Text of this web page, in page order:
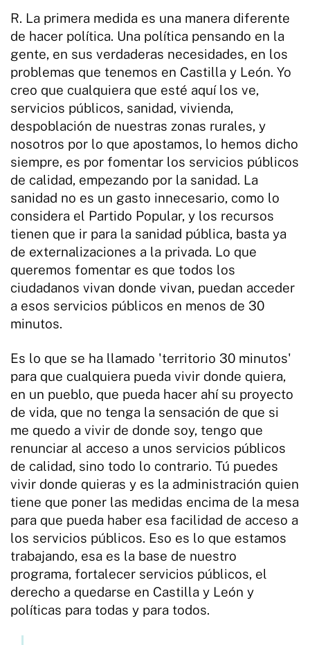
R. La primera medida es una manera diferente
de hacer política. Una política pensando en la
gente, en sus verdaderas necesidades, en los
problemas que tenemos en Castilla y León. Yo
creo que cualquiera que esté aquí los ve,
servicios públicos, sanidad, vivienda,
despoblación de nuestras zonas rurales, y
nosotros por lo que apostamos, lo hemos dicho
siempre, es por fomentar los servicios públicos
de calidad, empezando por la sanidad. La
sanidad no es un gasto innecesario, como lo
considera el Partido Popular, y los recursos
tienen que ir para la sanidad pública, basta ya
de externalizaciones a la privada. Lo que
queremos fomentar es que todos los
ciudadanos vivan donde vivan, puedan acceder
a esos servicios públicos en menos de 30
minutos.
Es lo que se ha llamado 'territorio 30 minutos'
para que cualquiera pueda vivir donde quiera,
en un pueblo, que pueda hacer ahí su proyecto
de vida, que no tenga la sensación de que si
me quedo a vivir de donde soy, tengo que
renunciar al acceso a unos servicios públicos
de calidad, sino todo lo contrario. Tú puedes
vivir donde quieras y es la administración quien
tiene que poner las medidas encima de la mesa
para que pueda haber esa facilidad de acceso a
los servicios públicos. Eso es lo que estamos
trabajando, esa es la base de nuestro
programa, fortalecer servicios públicos, el
derecho a quedarse en Castilla y León y
políticas para todas y para todos.